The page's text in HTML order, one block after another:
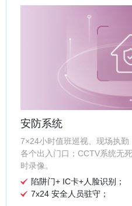
安防系统
7×24小时值班巡视、现场执
各个出入门口；CCTV系统无
时录像。
陷阱门+ IC卡+人脸识别；
7x24 安全人员驻守；